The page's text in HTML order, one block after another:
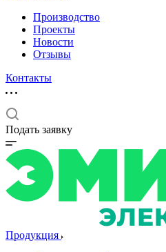
Производство
Проекты
Новости
Отзывы
Контакты
Подать заявку
Продукция